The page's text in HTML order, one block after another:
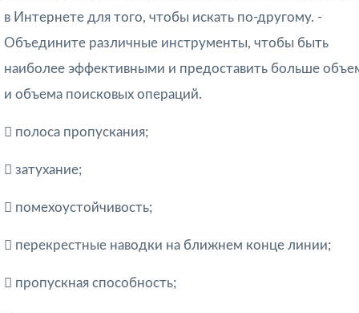
в Интернете для того, чтобы искать по-другому. -
Объедините различные инструменты, чтобы быть
наиболее эффективными и предоставить больше
и объема поисковых операций.
 полоса пропускания;
 затухание;
 помехоустойчивость;
 перекрестные наводки на ближнем конце линии;
 пропускная способность;